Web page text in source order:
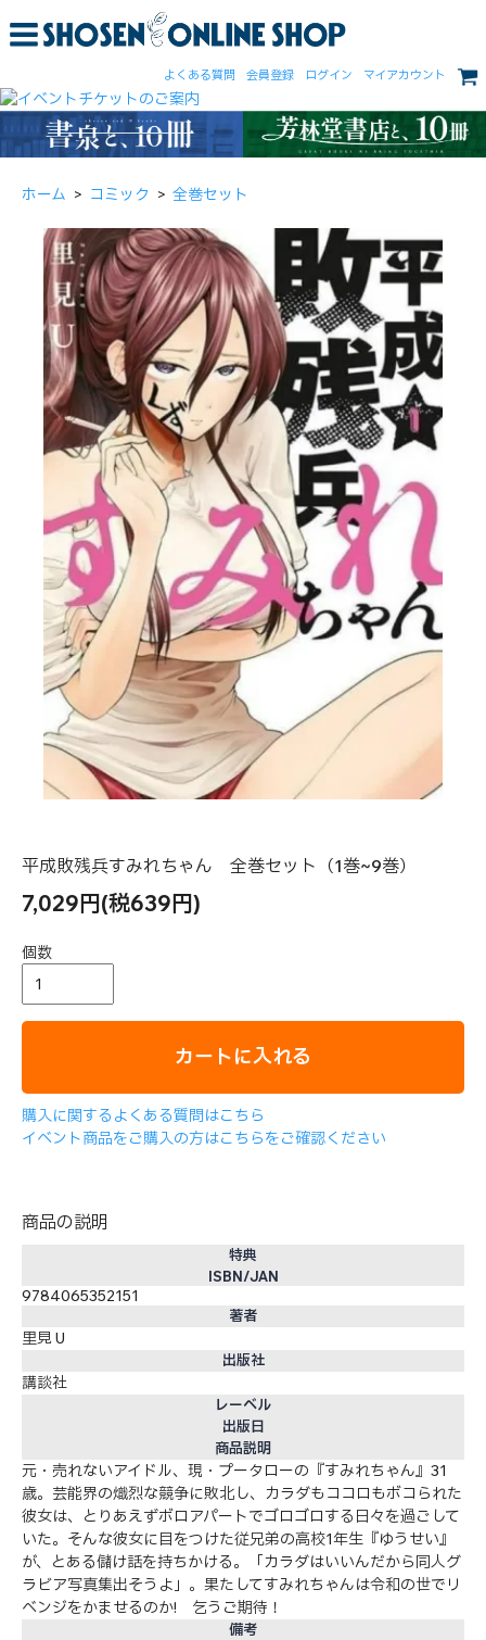
よくある質問 会員登録 ログイン マイアカウント
ホーム > コミック > 全巻セット
平成敗残兵すみれちゃん 全巻セット（1巻~9巻）
7,029円(税639円)
個数
カートに入れる
購入に関するよくある質問はこちら
イベント商品をご購入の方はこちらをご確認ください
商品の説明
特典
ISBN/JAN
9784065352151
著者
里見 U
出版社
講談社
レーベル
出版日
商品説明
元・売れないアイドル、現・プータローの『すみれちゃん』31
歳。芸能界の熾烈な競争に敗北し、カラダもココロもボコられた
彼女は、とりあえずボロアパートでゴロゴロする日々を過ごして
いた。そんな彼女に目をつけた従兄弟の高校1年生『ゆうせい』
が、とある儲け話を持ちかける。「カラダはいいんだから同人グ
ラビア写真集出そうよ」。果たしてすみれちゃんは令和の世でリ
ベンジをかませるのか! 乞うご期待！
備考